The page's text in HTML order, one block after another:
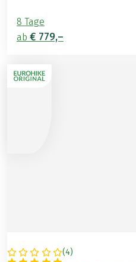
8 Tage
ab € 779,–
(4)
DEUTSCHLAND